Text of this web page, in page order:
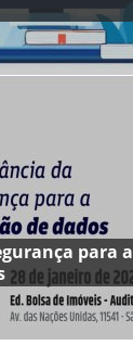
para a